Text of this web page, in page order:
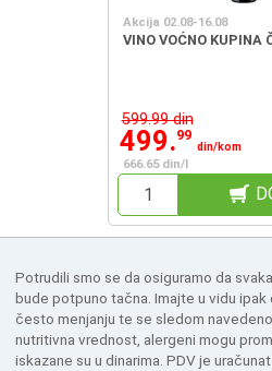
Akcija 02.08-16.08
VINO VOĆNO KUPINA
599.99 din
499.99
din/kom
666.65 din/l
Potrudili smo se da osiguramo da
bude potpuno tačna. Imajte u vidu
često menjanju te se sledom
nutritivna vrednost, alergeni mogu
iskazane su u dinarima. PDV je